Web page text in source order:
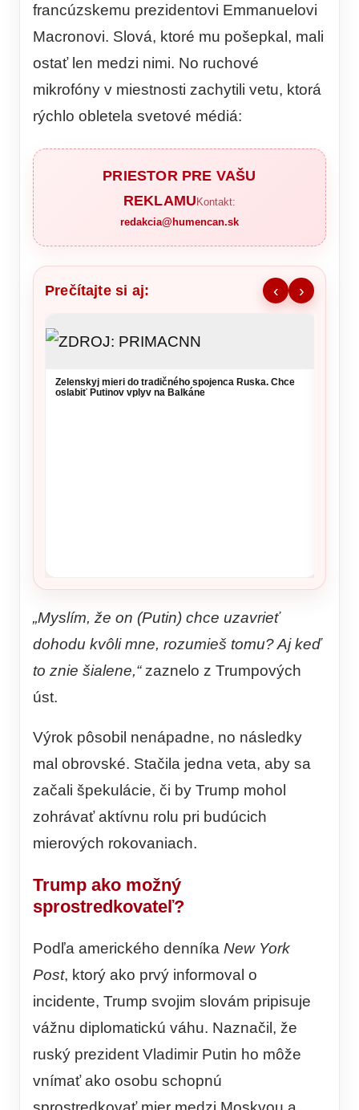
francúzskemu prezidentovi Emmanuelovi
Macronovi. Slová, ktoré mu pošepkal, mali
ostať len medzi nimi. No ruchové
mikrofóny v miestnosti zachytili vetu, ktorá
rýchlo obletela svetové médiá:
PRIESTOR PRE VAŠU
REKLAMU Kontakt:
redakcia@humencan.sk
Prečítajte si aj: ‹ ›
Zelenskyj mieri do tradičného spojenca Ruska. Chce
oslabiť Putinov vplyv na Balkáne
„Myslím, že on (Putin) chce uzavrieť
dohodu kvôli mne, rozumieš tomu? Aj keď
to znie šialene,“zaznelo z Trumpových
úst.
Výrok pôsobil nenápadne, no následky
mal obrovské. Stačila jedna veta, aby sa
začali špekulácie, či by Trump mohol
zohrávať aktívnu rolu pri budúcich
mierových rokovaniach.
Trump ako možný
sprostredkovateľ?
Podľa amerického denníka New York
Post, ktorý ako prvý informoval o
incidente, Trump svojim slovám pripisuje
vážnu diplomatickú váhu. Naznačil, že
ruský prezident Vladimir Putin ho môže
vnímať ako osobu schopnú